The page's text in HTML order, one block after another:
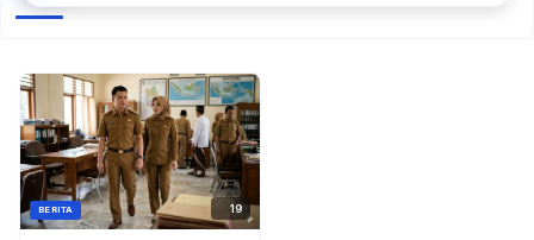
BERITA 19